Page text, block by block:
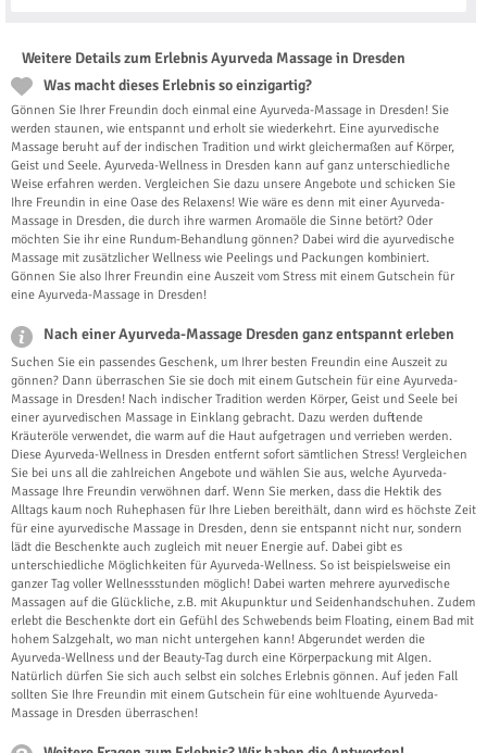
Weitere Details zum Erlebnis Ayurveda Massage in Dresden
Was macht dieses Erlebnis so einzigartig?
Gönnen Sie Ihrer Freundin doch einmal eine Ayurveda-Massage in Dresden! Sie
werden staunen, wie entspannt und erholt sie wiederkehrt. Eine ayurvedische
Massage beruht auf der indischen Tradition und wirkt gleichermaßen auf Körper,
Geist und Seele. Ayurveda-Wellness in Dresden kann auf ganz unterschiedliche
Weise erfahren werden. Vergleichen Sie dazu unsere Angebote und schicken Sie
Ihre Freundin in eine Oase des Relaxens! Wie wäre es denn mit einer Ayurveda-
Massage in Dresden, die durch ihre warmen Aromaöle die Sinne betört? Oder
möchten Sie ihr eine Rundum-Behandlung gönnen? Dabei wird die ayurvedische
Massage mit zusätzlicher Wellness wie Peelings und Packungen kombiniert.
Gönnen Sie also Ihrer Freundin eine Auszeit vom Stress mit einem Gutschein für
eine Ayurveda-Massage in Dresden!
Nach einer Ayurveda-Massage Dresden ganz entspannt erleben
Suchen Sie ein passendes Geschenk, um Ihrer besten Freundin eine Auszeit zu
gönnen? Dann überraschen Sie sie doch mit einem Gutschein für eine Ayurveda-
Massage in Dresden! Nach indischer Tradition werden Körper, Geist und Seele bei
einer ayurvedischen Massage in Einklang gebracht. Dazu werden duftende
Kräuteröle verwendet, die warm auf die Haut aufgetragen und verrieben werden.
Diese Ayurveda-Wellness in Dresden entfernt sofort sämtlichen Stress! Vergleichen
Sie bei uns all die zahlreichen Angebote und wählen Sie aus, welche Ayurveda-
Massage Ihre Freundin verwöhnen darf. Wenn Sie merken, dass die Hektik des
Alltags kaum noch Ruhephasen für Ihre Lieben bereithält, dann wird es höchste Zeit
für eine ayurvedische Massage in Dresden, denn sie entspannt nicht nur, sondern
lädt die Beschenkte auch zugleich mit neuer Energie auf. Dabei gibt es
unterschiedliche Möglichkeiten für Ayurveda-Wellness. So ist beispielsweise ein
ganzer Tag voller Wellnessstunden möglich! Dabei warten mehrere ayurvedische
Massagen auf die Glückliche, z.B. mit Akupunktur und Seidenhandschuhen. Zudem
erlebt die Beschenkte dort ein Gefühl des Schwebends beim Floating, einem Bad mit
hohem Salzgehalt, wo man nicht untergehen kann! Abgerundet werden die
Ayurveda-Wellness und der Beauty-Tag durch eine Körperpackung mit Algen.
Natürlich dürfen Sie sich auch selbst ein solches Erlebnis gönnen. Auf jeden Fall
sollten Sie Ihre Freundin mit einem Gutschein für eine wohltuende Ayurveda-
Massage in Dresden überraschen!